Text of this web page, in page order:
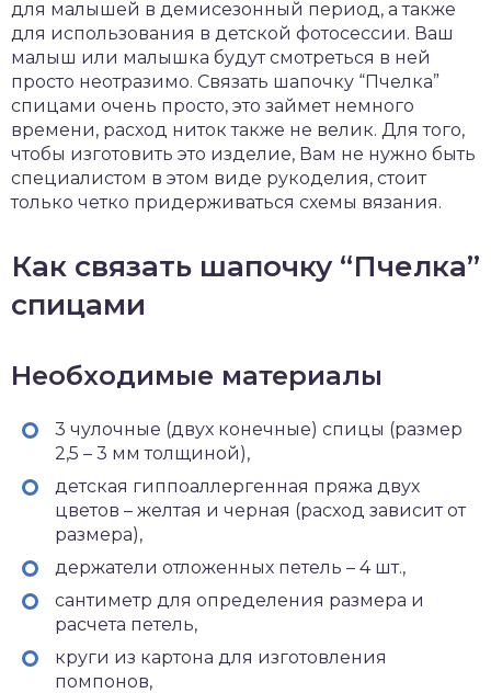
для малышей в демисезонный период, а также
для использования в детской фотосессии. Ваш
малыш или малышка будут смотреться в ней
просто неотразимо. Связать шапочку “Пчелка”
спицами очень просто, это займет немного
времени, расход ниток также не велик. Для того,
чтобы изготовить это изделие, Вам не нужно быть
специалистом в этом виде рукоделия, стоит
только четко придерживаться схемы вязания.
Как связать шапочку “Пчелка”
спицами
Необходимые материалы
3 чулочные (двух конечные) спицы (размер
2,5 – 3 мм толщиной),
детская гиппоаллергенная пряжа двух
цветов – желтая и черная (расход зависит от
размера),
держатели отложенных петель – 4 шт.,
сантиметр для определения размера и
расчета петель,
круги из картона для изготовления
помпонов,